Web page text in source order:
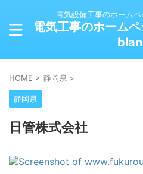
電気設備工事のホームペ
電気工事のホーム
HOME > 静岡県 >
静岡県
日管株式会社